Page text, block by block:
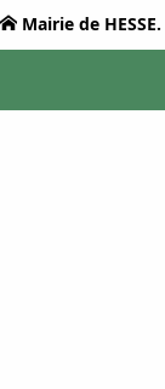
Mairie de HESSE.